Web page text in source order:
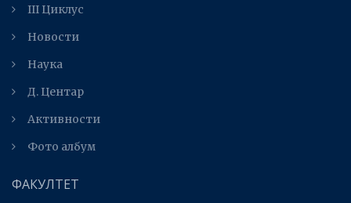
III Циклус
Новости
Наука
Д. Центар
Активности
Фото албум
ФАКУЛТЕТ